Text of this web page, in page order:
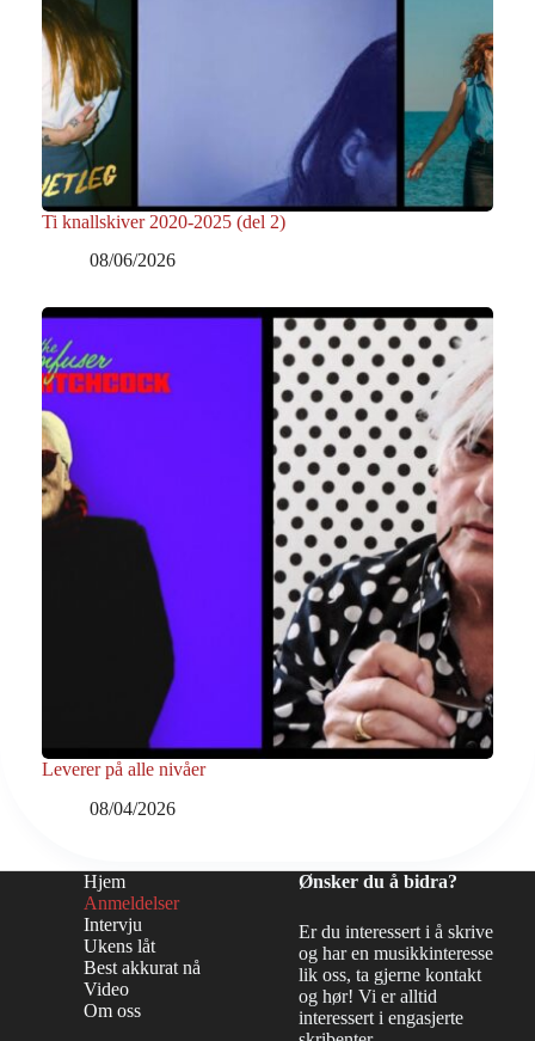
Ti knallskiver 2020-2025 (del 2)
08/06/2026
Leverer på alle nivåer
08/04/2026
Hjem
Anmeldelser
Intervju
Ukens låt
Best akkurat nå
Video
Om oss
Ønsker du å bidra?
Er du interessert i å skrive
og har en musikkinteresse
lik oss, ta gjerne kontakt
og hør! Vi er alltid
interessert i engasjerte